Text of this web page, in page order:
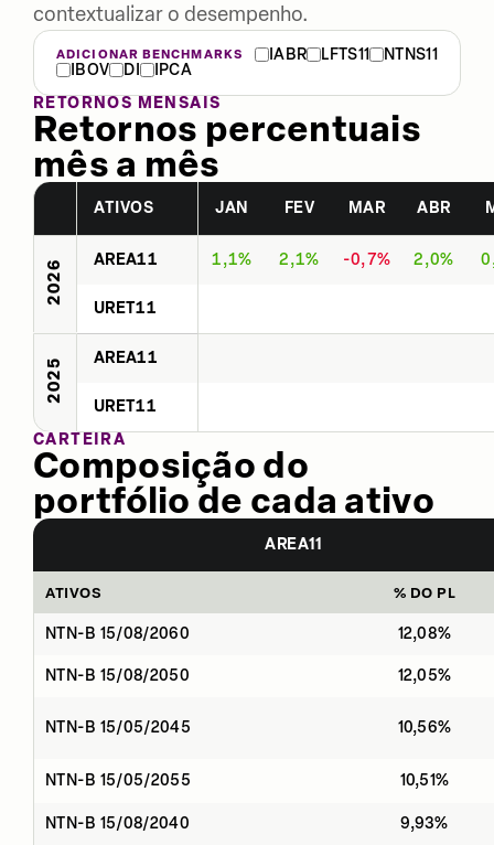
contextualizar o desempenho.
ADICIONAR BENCHMARKS IABR LFTS11
NTNS11
IBOV
DI
IPCA
RETORNOS MENSAIS
Retornos percentuais
mês a mês
ATIVOS JAN FEV MAR ABR
2026 AREA11 1,1% 2,1% -0,7% 2,0%
URET11
2025 AREA11
URET11
CARTEIRA
Composição do
portfólio de cada ativo
AREA11
ATIVOS % DO PL
NTN-B 15/08/2060 12,08%
NTN-B 15/08/2050 12,05%
NTN-B 15/05/2045 10,56%
NTN-B 15/05/2055 10,51%
NTN-B 15/08/2040 9,93%